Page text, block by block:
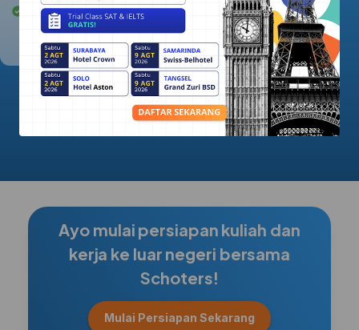
Rata-rata kepuasan student:
5.0/5.0
Ayo mulai persiapan kuliah dan
kerja ke luar negeri bersama
Schoters!
Mulai Persiapan Sekarang